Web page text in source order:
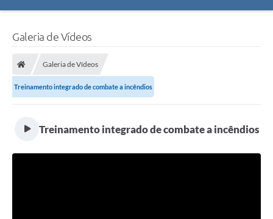
Galeria de Vídeos
Galeria de Vídeos
Treinamento integrado de combate a incêndios
Treinamento integrado de combate a incêndios